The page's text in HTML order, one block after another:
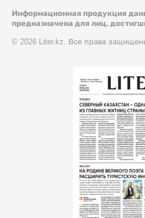
Информационная продукция
предназначена для лиц,
© 2026 Liter.kz. Все права